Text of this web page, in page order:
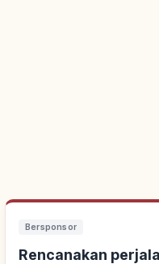
Bersponsor
Rencanakan